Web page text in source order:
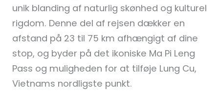
unik blanding af naturlig skønhed og kulturel
rigdom. Denne del af rejsen dækker en
afstand på 23 til 75 km afhængigt af dine
stop, og byder på det ikoniske Ma Pi Leng
Pass og muligheden for at tilføje Lung Cu,
Vietnams nordligste punkt.